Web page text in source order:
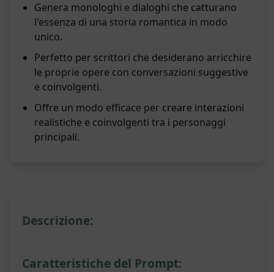
Genera monologhi e dialoghi che catturano
l'essenza di una storia romantica in modo
unico.
Perfetto per scrittori che desiderano arricchire
le proprie opere con conversazioni suggestive
e coinvolgenti.
Offre un modo efficace per creare interazioni
realistiche e coinvolgenti tra i personaggi
principali.
Descrizione:
Caratteristiche del Prompt: